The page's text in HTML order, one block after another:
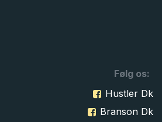
Følg os:
Hustler Dk
Branson Dk